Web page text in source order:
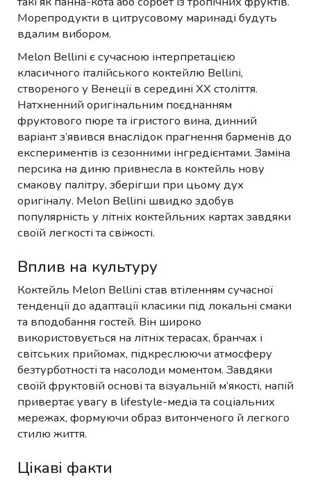
Морепродукти в цитрусовому маринаді будуть
вдалим вибором.
Melon Bellini є сучасною інтерпретацією
класичного італійського коктейлю Bellini,
створеного у Венеції в середині XX століття.
Натхненний оригінальним поєднанням
фруктового пюре та ігристого вина, динний
варіант з’явився внаслідок прагнення барменів до
експериментів із сезонними інгредієнтами. Заміна
персика на диню привнесла в коктейль нову
смакову палітру, зберігши при цьому дух
оригіналу. Melon Bellini швидко здобув
популярність у літніх коктейльних картах завдяки
своїй легкості та свіжості.
Вплив на культуру
Коктейль Melon Bellini став втіленням сучасної
тенденції до адаптації класики під локальні смаки
та вподобання гостей. Він широко
використовується на літніх терасах, бранчах і
світських прийомах, підкреслюючи атмосферу
безтурботності та насолоди моментом. Завдяки
своїй фруктовій основі та візуальній м’якості, напій
привертає увагу в lifestyle-медіа та соціальних
мережах, формуючи образ витонченого й легкого
стилю життя.
Цікаві факти